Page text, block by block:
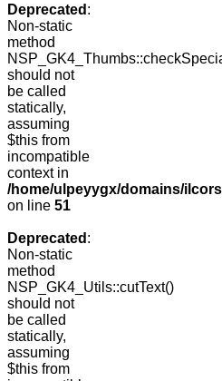
Deprecated :
Non-static
method
should not
be called
statically,
assuming
$this from
incompatible
context in
/home/ulpeyygx/domains/
on line 51
Deprecated :
Non-static
method
NSP_GK4_Utils::cutText()
should not
be called
statically,
assuming
$this from